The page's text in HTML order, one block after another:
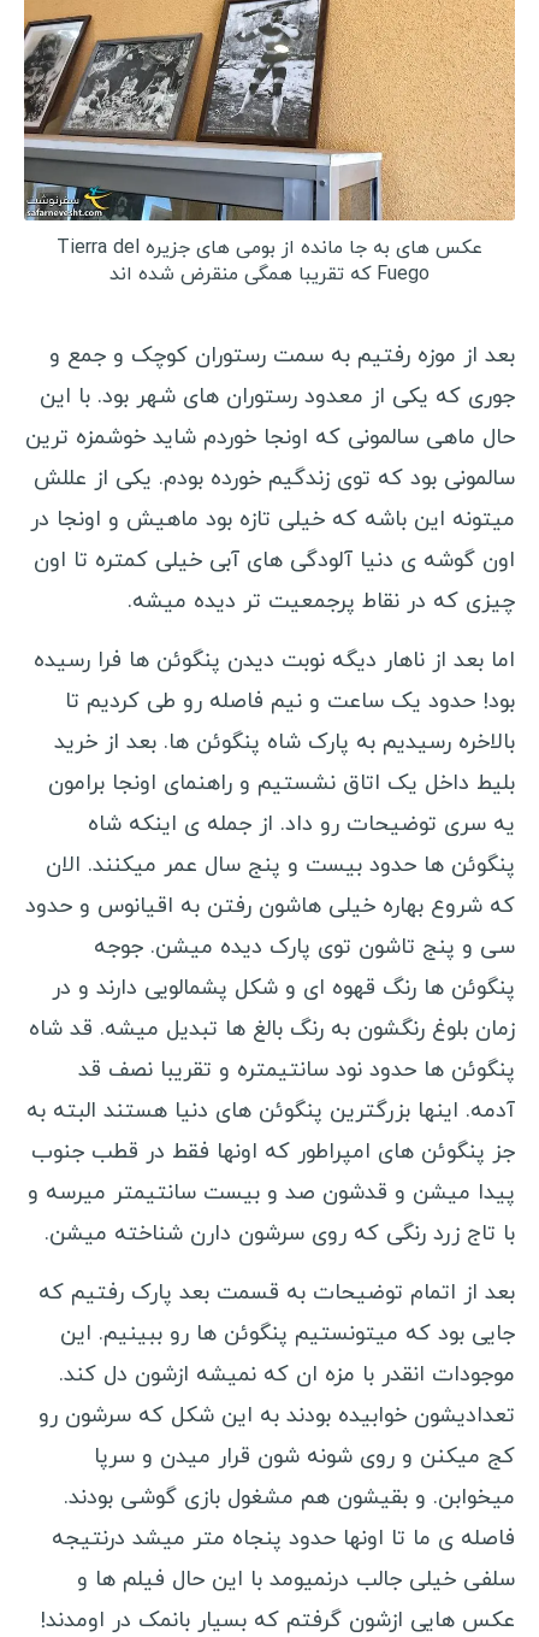
عکس های به جا مانده از بومی های جزیره Tierra del
Fuego که تقریبا همگی منقرض شده اند
بعد از موزه رفتیم به سمت رستوران کوچک و جمع و
جوری که یکی از معدود رستوران های شهر بود. با این
حال ماهی سالمونی که اونجا خوردم شاید خوشمزه ترین
سالمونی بود که توی زندگیم خورده بودم. یکی از عللش
میتونه این باشه که خیلی تازه بود ماهیش و اونجا در
اون گوشه ی دنیا آلودگی های آبی خیلی کمتره تا اون
چیزی که در نقاط پرجمعیت تر دیده میشه.
اما بعد از ناهار دیگه نوبت دیدن پنگوئن ها فرا رسیده
بود! حدود یک ساعت و نیم فاصله رو طی کردیم تا
بالاخره رسیدیم به پارک شاه پنگوئن ها. بعد از خرید
بلیط داخل یک اتاق نشستیم و راهنمای اونجا برامون
یه سری توضیحات رو داد. از جمله ی اینکه شاه
پنگوئن ها حدود بیست و پنج سال عمر میکنند. الان
که شروع بهاره خیلی هاشون رفتن به اقیانوس و حدود
سی و پنج تاشون توی پارک دیده میشن. جوجه
پنگوئن ها رنگ قهوه ای و شکل پشمالویی دارند و در
زمان بلوغ رنگشون به رنگ بالغ ها تبدیل میشه. قد شاه
پنگوئن ها حدود نود سانتیمتره و تقریبا نصف قد
آدمه. اینها بزرگترین پنگوئن های دنیا هستند البته به
جز پنگوئن های امپراطور که اونها فقط در قطب جنوب
پیدا میشن و قدشون صد و بیست سانتیمتر میرسه و
با تاج زرد رنگی که روی سرشون دارن شناخته میشن.
بعد از اتمام توضیحات به قسمت بعد پارک رفتیم که
جایی بود که میتونستیم پنگوئن ها رو ببینیم. این
موجودات انقدر با مزه ان که نمیشه ازشون دل کند.
تعدادیشون خوابیده بودند به این شکل که سرشون رو
کج میکنن و روی شونه شون قرار میدن و سرپا
میخوابن. و بقیشون هم مشغول بازی گوشی بودند.
فاصله ی ما تا اونها حدود پنجاه متر میشد درنتیجه
سلفی خیلی جالب درنمیومد با این حال فیلم ها و
عکس هایی ازشون گرفتم که بسیار بانمک در اومدند!